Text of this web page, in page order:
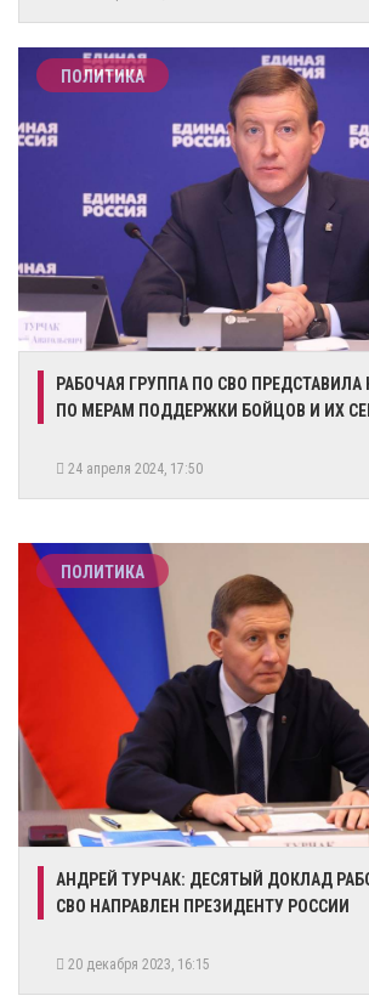
ПОЛИТИКА
РАБОЧАЯ ГРУППА ПО СВО
ПО МЕРАМ ПОДДЕРЖКИ БОЙЦОВ И ИХ
24 апреля 2024, 17:50
ПОЛИТИКА
АНДРЕЙ ТУРЧАК: ДЕСЯТЫЙ ДОКЛАД
СВО НАПРАВЛЕН ПРЕЗИДЕНТУ РОССИИ
20 декабря 2023, 16:15